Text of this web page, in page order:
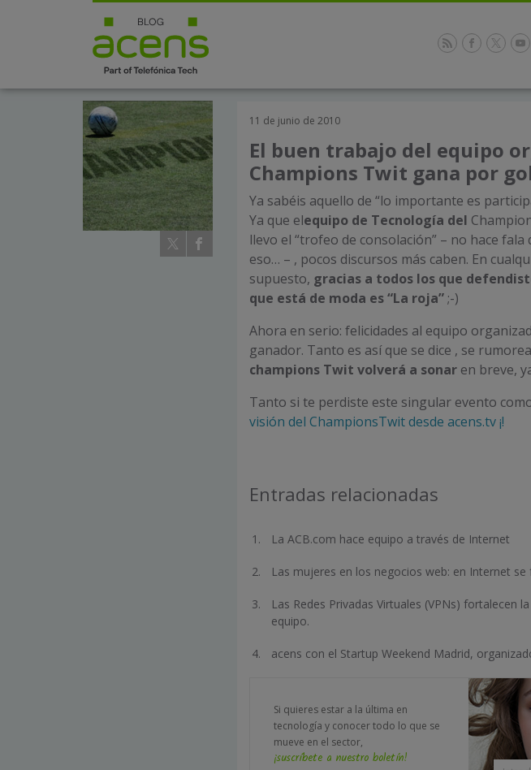
11 de junio de 2010
El buen trabajo del equipo
Champions Twit gana por
Ya sabéis aquello de “lo importante es
Ya que elequipo de Tecnología del
llevo el “trofeo de consolación” – no hace
eso… – , pocos discursos más caben. En
supuesto, gracias a todos los que
que está de moda es “La roja”;-)
Ahora en serio: felicidades al equipo
ganador. Tanto es así que se dice , se
champions Twit volverá a sonar en breve,
Tanto si te perdiste este singular evento
visión del ChampionsTwit desde acens.tv ¡!
Entradas relacionadas
La ACB.com hace equipo a través de Internet
Las mujeres en los negocios web: en Internet
Las Redes Privadas Virtuales (VPNs) fortalecen
equipo.
acens con el Startup Weekend Madrid,
Si quieres estar a la última en
tecnología y conocer todo lo que se
mueve en el sector,
¡suscríbete a nuestro boletín!